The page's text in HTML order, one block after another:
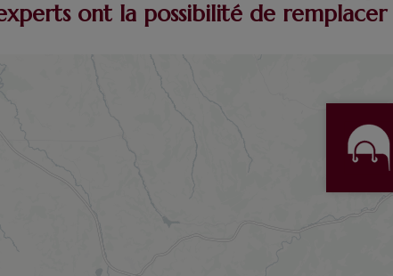
ont la possibilité de